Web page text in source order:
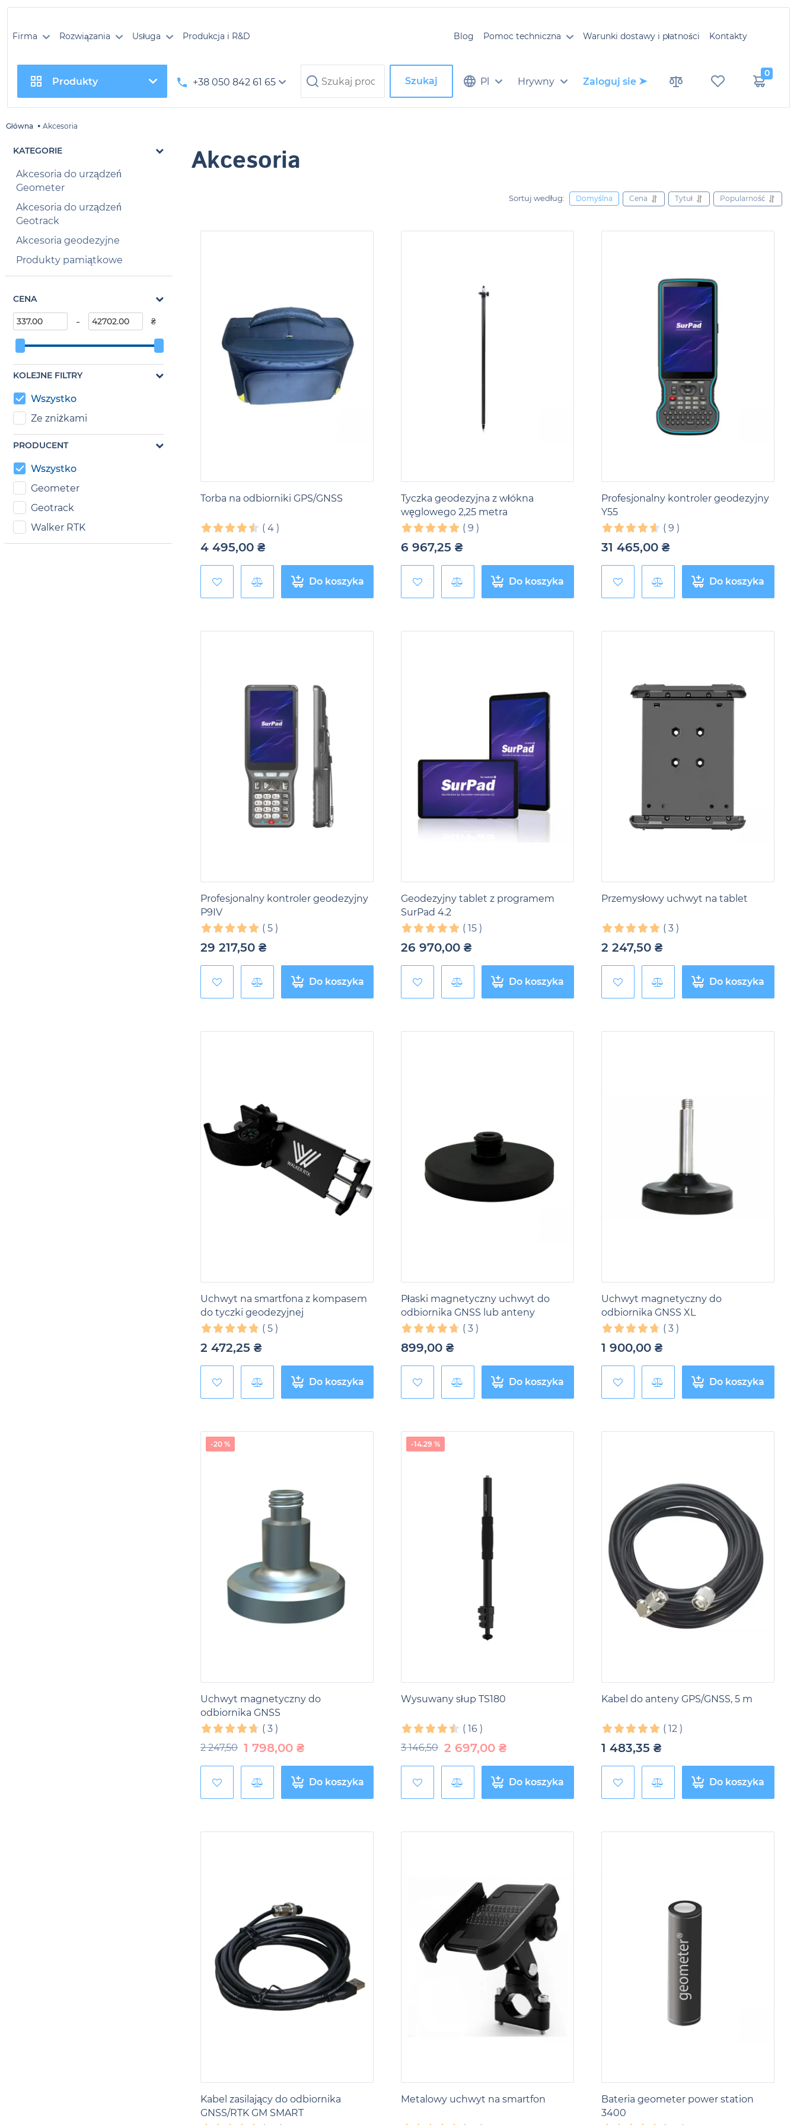
Firma Rozwiązania Usługa Produkcja i R&D Blog Pomoc techniczna Warunki dostawy i płatności Kontakty
Produkty +38 050 842 61 65 Szukaj Pl Hrywny Zaloguj sie
0
Główna Akcesoria
KATEGORIE
Akcesoria do urządzeń
Geometer
Akcesoria do urządzeń
Geotrack
Akcesoria geodezyjne
Produkty pamiątkowe
CENA
- ₴
KOLEJNE FILTRY
Wszystko
Ze zniżkami
PRODUCENT
Wszystko
Geometer
Geotrack
Walker RTK
Akcesoria
Sortuj według: Domyślna Cena Tytuł Popularność
Torba na odbiorniki GPS/GNSS
( 4 )
4 495,00 ₴
Do koszyka
Tyczka geodezyjna z włókna
węglowego 2,25 metra
( 9 )
6 967,25 ₴
Do koszyka
Profesjonalny kontroler geodezyjny
Y55
( 9 )
31 465,00 ₴
Do koszyka
Profesjonalny kontroler geodezyjny
P9IV
( 5 )
29 217,50 ₴
Do koszyka
Geodezyjny tablet z programem
SurPad 4.2
( 15)
26 970,00 ₴
Do koszyka
Przemysłowy uchwyt na tablet
( 3)
2 247,50 ₴
Do koszyka
Uchwyt na smartfona z kompasem
do tyczki geodezyjnej
( 5 )
2 472,25 ₴
Do koszyka
Płaski magnetyczny uchwyt do
odbiornika GNSS lub anteny
( 3)
899,00 ₴
Do koszyka
Uchwyt magnetyczny do
odbiornika GNSS XL
( 3)
1 900,00 ₴
Do koszyka
-20 %
Uchwyt magnetyczny do
odbiornika GNSS
( 3 )
2 247,50 1 798,00 ₴
Do koszyka
-14.29 %
Wysuwany słup TS180
( 16)
3 146,50 2 697,00 ₴
Do koszyka
Kabel do anteny GPS/GNSS, 5 m
( 12 )
1 483,35 ₴
Do koszyka
Kabel zasilający do odbiornika
GNSS/RTK GM SMART
Metalowy uchwyt na smartfon
Bateria geometer power station
3400